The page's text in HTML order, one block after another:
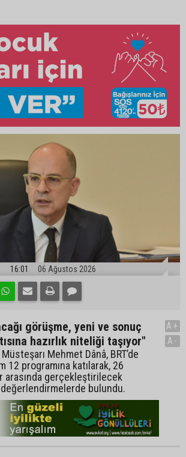
16:01 06 Ağustos 2026
görüşme, yeni ve sonuç
hazırlık niteliği taşıyor"
Mehmet Dânâ, BRT’de
12 programına katılarak, 26
arasında gerçekleştirilecek
bulundu.
A+
A-